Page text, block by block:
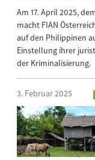
Am 17. April 2025,
macht FIAN
auf den Philippinen
Einstellung ihrer
der Kriminalisierung.
3. Februar 2025